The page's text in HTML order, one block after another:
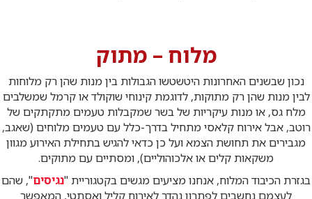
מלוח – מתוק
נכון שבשנים האחרונות היטשטשו הגבולות בין מנות שהן רק מלוחות
לבין מנות שהן רק מתוקות, לדוגמת קינוחי שוקולד או קרמל שמשלבים
מלח גס, או מנות עיקריות של בשר שמקבלות טעמים מתקתקים של
רוטב, אבל אירוח קלאסי מתחיל בדרך-כלל עם טעמים מלוחים (שאגב,
מגבירים את תחושת הצמא ועל כן כדאי להגיש בתחילת האירוע מגוון
משקאות קלים או אלכוהוליים), ומסתיים עם מתוקים.
בגזרת הכיבוד המלוח, אנחנו מציעים מגשים בקטגוריית "נגיסים", שהם
לעצמם נחשבים לפתרון נהדר לאירוח קליל ואסתטי, המאפשר